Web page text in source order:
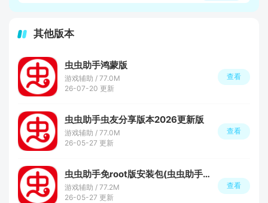
其他版本
虫虫助手鸿蒙版
游戏辅助 / 77.0M
26-07-20 更新
查看
虫虫助手虫友分享版本2026更新版
游戏辅助 / 77.0M
26-05-27 更新
查看
虫虫助手免root版安装包(虫虫助手精简版)
游戏辅助 / 77.2M
26-05-27 更新
查看